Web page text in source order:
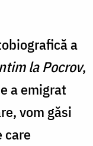
a
la Pocrov,
a emigrat
vom găsi
care